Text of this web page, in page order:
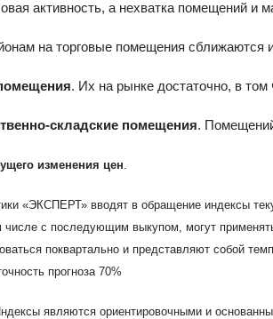
активность, а нехватка помещений и
на торговые помещения сближаются
. Их на рынке достаточно, в том
складские помещения.
изменения цен.
«ЭКСПЕРТ» вводят в обращение индексы
числе с последующим выкупом, могут
поквартально и представляют собой
прогноза 70%
являются ориентировочными и